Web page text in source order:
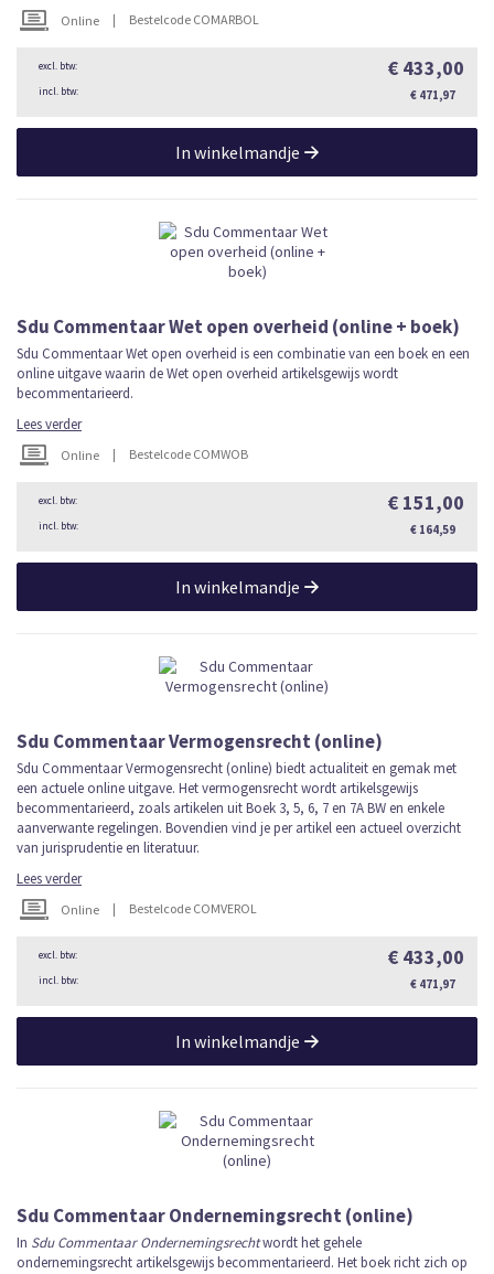
Online | Bestelcode COMARBOL
€ 433,00
€ 471,97
In winkelmandje
Sdu Commentaar Wet open overheid (online + boek)
Sdu Commentaar Wet open overheid is een combinatie van een boek en een
online uitgave waarin de Wet open overheid artikelsgewijs wordt
becommentarieerd.
Lees verder
Online | Bestelcode COMWOB
€ 151,00
€ 164,59
In winkelmandje
Sdu Commentaar Vermogensrecht (online)
Sdu Commentaar Vermogensrecht (online) biedt actualiteit en gemak met
een actuele online uitgave. Het vermogensrecht wordt artikelsgewijs
becommentarieerd, zoals artikelen uit Boek 3, 5, 6, 7 en 7A BW en enkele
aanverwante regelingen. Bovendien vind je per artikel een actueel overzicht
van jurisprudentie en literatuur.
Lees verder
Online | Bestelcode COMVEROL
€ 433,00
€ 471,97
In winkelmandje
Sdu Commentaar Ondernemingsrecht (online)
In Sdu Commentaar Ondernemingsrechtwordt het gehele
ondernemingsrecht artikelsgewijs becommentarieerd. Het boek richt zich op